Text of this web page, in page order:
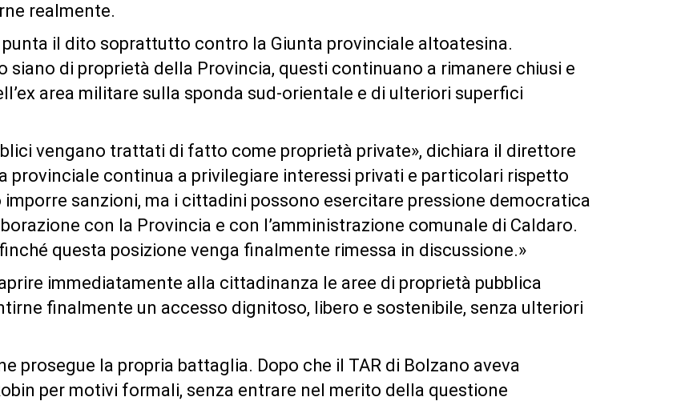
realmente.
punta il dito soprattutto contro la Giunta provinciale altoatesina.
di proprietà della Provincia, questi continuano a rimanere chiusi e
area militare sulla sponda sud-orientale e di ulteriori superfici
vengano trattati di fatto come proprietà private», dichiara il direttore
provinciale continua a privilegiare interessi privati e particolari rispetto
sanzioni, ma i cittadini possono esercitare pressione democratica
con la Provincia e con l’amministrazione comunale di Caldaro.
questa posizione venga finalmente rimessa in discussione.»
immediatamente alla cittadinanza le aree di proprietà pubblica
finalmente un accesso dignitoso, libero e sostenibile, senza ulteriori
prosegue la propria battaglia. Dopo che il TAR di Bolzano aveva
per motivi formali, senza entrare nel merito della questione